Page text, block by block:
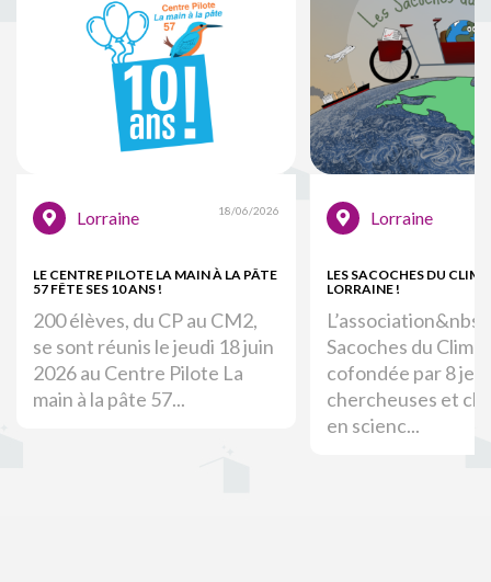
Lorraine 18/06/2026
LE CENTRE PILOTE LA MAIN À LA PÂTE
57 FÊTE SES 10 ANS !
200 élèves, du CP au CM2,
se sont réunis le jeudi 18 juin
2026 au Centre Pilote La
main à la pâte 57...
Lorraine
LES SACOCHES DU
LORRAINE !
Sacoches du
cofondée par 8
chercheuses et
en scienc...